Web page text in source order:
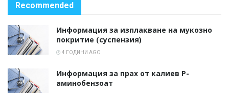
Recommended
Информация за изплакване на мукозно
покритие (суспензия)
4 ГОДИНИ AGO
Информация за прах от калиев Р-
аминобензоат